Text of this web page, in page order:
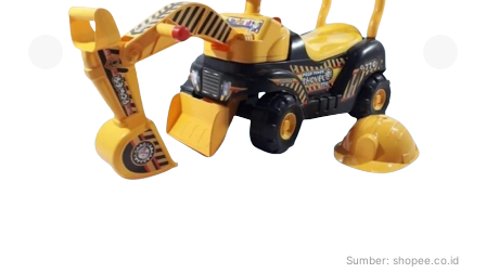
Sumber: shopee.co.id